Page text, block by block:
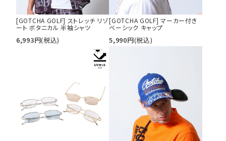
34inc
38inc
40inc
KIDS
カラー
tune 絞り込んで検索する
[GOTCHA GOLF] ストレッチ リゾ
ート ボタニカル 半袖シャツ
6,993円(税込)
[GOTCHA GOLF] マーカー付き
ベーシック キャップ
5,990円(税込)